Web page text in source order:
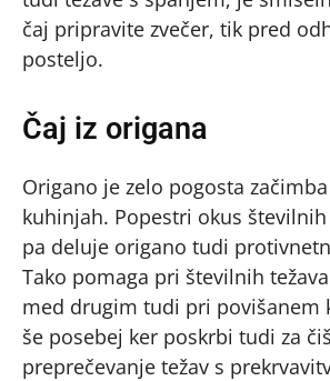
čaj pripravite zvečer, tik pred
posteljo.
Čaj iz origana
Origano je zelo pogosta
kuhinjah. Popestri okus
pa deluje origano tudi
Tako pomaga pri številnih
med drugim tudi pri povišanem
še posebej ker poskrbi tudi za
preprečevanje težav s